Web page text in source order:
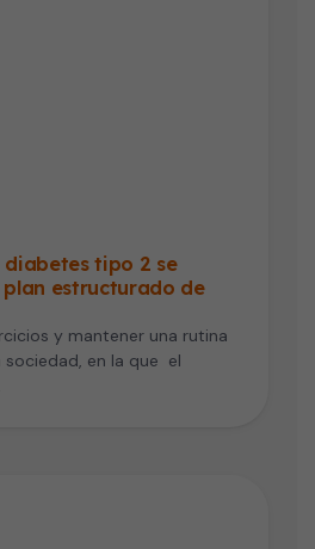
diabetes tipo 2 se
estructurado de
y mantener una rutina
sociedad, en la que el